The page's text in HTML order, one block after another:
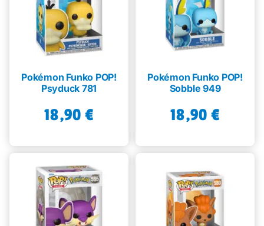
Pokémon Funko POP!
Psyduck 781
18,90 €
Pokémon Funko POP!
Sobble 949
18,90 €